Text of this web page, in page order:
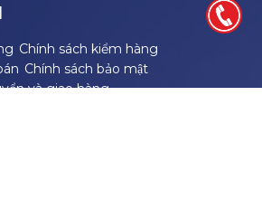
Chính sách kiểm hàng
Chính sách bảo mật
và giao hàng